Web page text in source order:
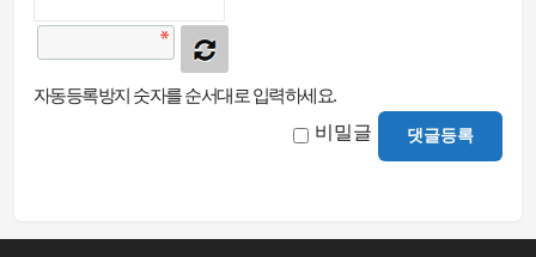
자동등록방지 숫자를 순서대로 입력하세요.
비밀글 댓글등록